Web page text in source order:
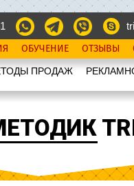
ОБУЧЕНИЕ ОТЗЫВЫ
ПРОДАЖ